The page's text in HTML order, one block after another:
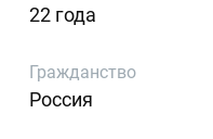
22 года
Гражданство
Россия